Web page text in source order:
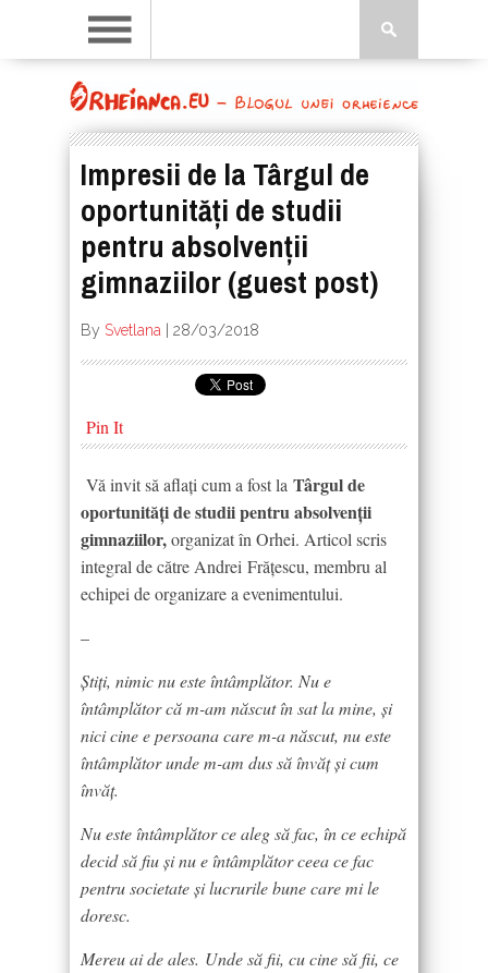
Impresii de la Târgul de
oportunități de studii
pentru absolvenții
gimnaziilor (guest post)
By Svetlana 28/03/2018
Pin It
Vă invit să aflați cum a fost la Târgul de
oportunități de studii pentru absolvenții
gimnaziilor,organizat în Orhei. Articol scris
integral de către Andrei Frățescu, membru al
echipei de organizare a evenimentului.
–
Știți, nimic nu este întâmplător. Nu e
întâmplător că m-am născut în sat la mine, și
nici cine e persoana care m-a născut, nu este
întâmplător unde m-am dus să învăț și cum
învăț.
Nu este întâmplător ce aleg să fac, în ce echipă
decid să fiu și nu e întâmplător ceea ce fac
pentru societate și lucrurile bune care mi le
doresc.
Mereu ai de ales. Unde să fii, cu cine să fii, ce